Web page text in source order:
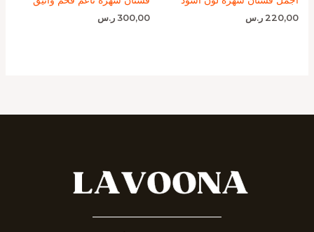
220,00 ر.س 300,00 ر.س